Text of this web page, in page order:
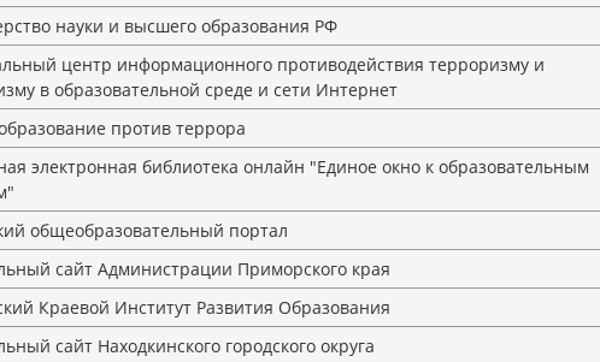
науки и высшего образования РФ
центр информационного противодействия терроризму и
в образовательной среде и сети Интернет
против террора
электронная библиотека онлайн "Единое окно к образовательным
общеобразовательный портал
сайт Администрации Приморского края
Краевой Институт Развития Образования
сайт Находкинского городского округа